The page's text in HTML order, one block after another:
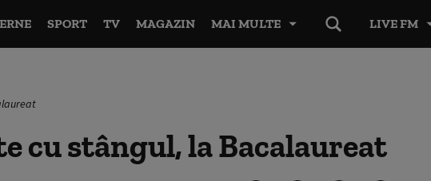
LIVE FM
SPORT TV MAGAZIN MAI MULTE
cu stângul, la Bacalaureat